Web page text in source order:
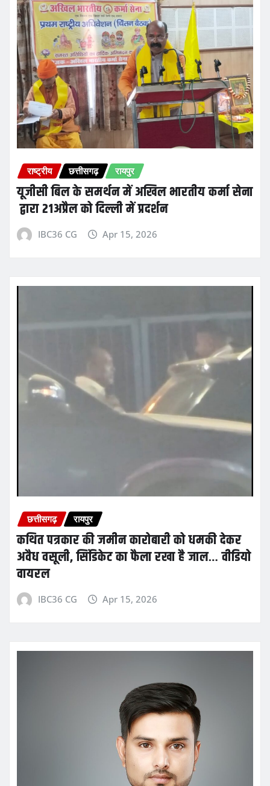
राष्ट्रीय छत्तीसगढ़ रायपुर
यूजीसी बिल के समर्थन में अखिल भारतीय कर्मा सेना
द्वारा 21अप्रैल को दिल्ली में प्रदर्शन
IBC36 CG Apr 15, 2026
छत्तीसगढ़ रायपुर
कथित पत्रकार की जमीन कारोबारी को धमकी देकर
अवैध वसूली, सिंडिकेट का फैला रखा है जाल… वीडियो
वायरल
IBC36 CG Apr 15, 2026